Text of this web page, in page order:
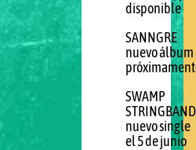
disponible
SANNGRE
nuevo álbum
SWAMP
STRINGBAND
nuevo single
el 5 de junio